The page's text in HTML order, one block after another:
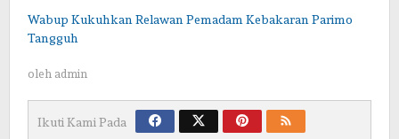
Wabup Kukuhkan Relawan Pemadam Kebakaran Parimo
Tangguh
oleh admin
Ikuti Kami Pada